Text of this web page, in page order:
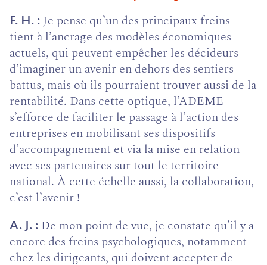
F. H.
Je pense qu’un des principaux freins
tient à l’ancrage des modèles économiques
actuels, qui peuvent empê­cher les décideurs
d’imaginer un avenir en dehors des sentiers
battus, mais où ils pourraient trouver aussi de la
rentabilité. Dans cette optique, l’ADEME
s’efforce de fa­ciliter le passage à l’action des
entreprises en mobilisant ses dispositifs
d’accompagnement et via la mise en rela­tion
avec ses partenaires sur tout le territoire
national. À cette échelle aussi, la collaboration,
c’est l’avenir !
A. J.
De mon point de vue, je constate qu’il y a
encore des freins psychologiques, notamment
chez les diri­geants, qui doivent accep­ter de